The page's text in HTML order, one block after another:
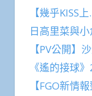
【幾乎KISS
日高里菜與
【PV公開】
《遙的接球
【FGO新情